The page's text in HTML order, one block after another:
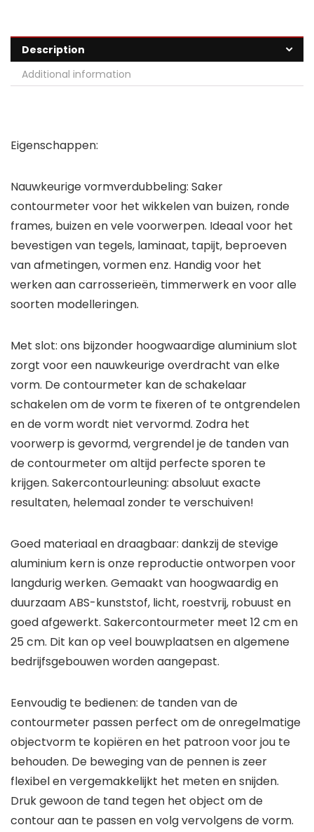
Description
Additional information
Eigenschappen:
Nauwkeurige vormverdubbeling: Saker
contourmeter voor het wikkelen van buizen, ronde
frames, buizen en vele voorwerpen. Ideaal voor het
bevestigen van tegels, laminaat, tapijt, beproeven
van afmetingen, vormen enz. Handig voor het
werken aan carrosserieën, timmerwerk en voor alle
soorten modelleringen.
Met slot: ons bijzonder hoogwaardige aluminium slot
zorgt voor een nauwkeurige overdracht van elke
vorm. De contourmeter kan de schakelaar
schakelen om de vorm te fixeren of te ontgrendelen
en de vorm wordt niet vervormd. Zodra het
voorwerp is gevormd, vergrendel je de tanden van
de contourmeter om altijd perfecte sporen te
krijgen. Sakercontourleuning: absoluut exacte
resultaten, helemaal zonder te verschuiven!
Goed materiaal en draagbaar: dankzij de stevige
aluminium kern is onze reproductie ontworpen voor
langdurig werken. Gemaakt van hoogwaardig en
duurzaam ABS-kunststof, licht, roestvrij, robuust en
goed afgewerkt. Sakercontourmeter meet 12 cm en
25 cm. Dit kan op veel bouwplaatsen en algemene
bedrijfsgebouwen worden aangepast.
Eenvoudig te bedienen: de tanden van de
contourmeter passen perfect om de onregelmatige
objectvorm te kopiëren en het patroon voor jou te
behouden. De beweging van de pennen is zeer
flexibel en vergemakkelijkt het meten en snijden.
Druk gewoon de tand tegen het object om de
contour aan te passen en volg vervolgens de vorm.